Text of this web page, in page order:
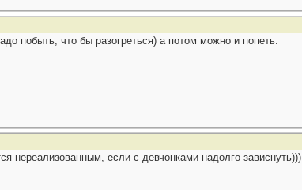
побыть, что бы разогреться) а потом можно и попеть.
нереализованным, если с девчонками надолго зависнуть)))